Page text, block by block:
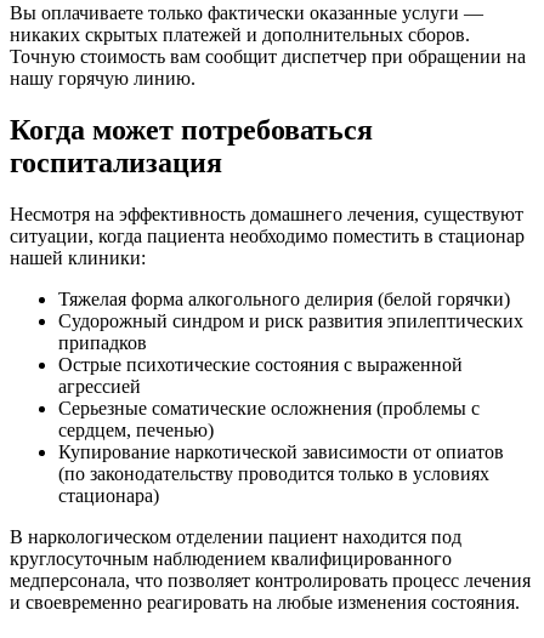
Вы оплачиваете только фактически оказанные услуги —
никаких скрытых платежей и дополнительных сборов.
Точную стоимость вам сообщит диспетчер при обращении на
нашу горячую линию.
Когда может потребоваться
госпитализация
Несмотря на эффективность домашнего лечения, существуют
ситуации, когда пациента необходимо поместить в стационар
нашей клиники:
Тяжелая форма алкогольного делирия (белой горячки)
Судорожный синдром и риск развития эпилептических
припадков
Острые психотические состояния с выраженной
агрессией
Серьезные соматические осложнения (проблемы с
сердцем, печенью)
Купирование наркотической зависимости от опиатов
(по законодательству проводится только в условиях
стационара)
В наркологическом отделении пациент находится под
круглосуточным наблюдением квалифицированного
медперсонала, что позволяет контролировать процесс лечения
и своевременно реагировать на любые изменения состояния.